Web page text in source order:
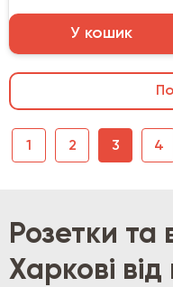
У кошик
1 2 3 4
Розетки та
Харкові